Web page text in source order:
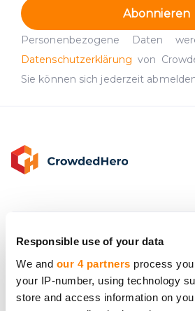
Responsible use of your data
We and our 4 partners process
your IP-number, using technology
store and access information on
Abonnieren
Personenbezogene Daten
Datenschutzerklärung von
Sie können sich jederzeit
USt-IdNr.: LV50203309441
Adresse: Āraišu Straße 34, Riga,